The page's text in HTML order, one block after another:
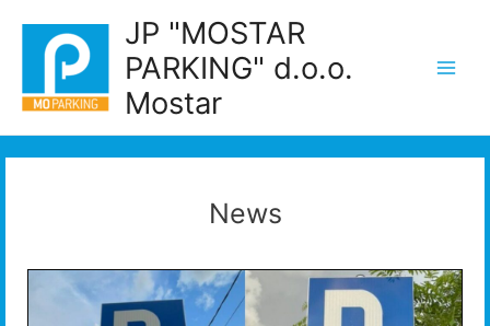
JP "MOSTAR
PARKING" d.o.o.
Mostar
News